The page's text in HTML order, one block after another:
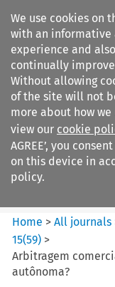
We use cookies on
with an informative
experience and
continually
Without allowing
of the site will not
more about how
view our cookie
AGREE’, you
on this device in
policy.
Revista Brasileira
Arbitragem
Home >All journals
15(59) >
Arbitragem
autônoma?